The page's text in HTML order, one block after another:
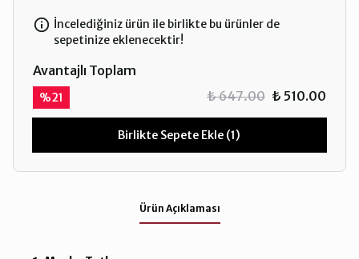
İncelediğiniz ürün ile birlikte bu ürünler de
sepetinize eklenecektir!
Avantajlı Toplam
%21 ₺ 647.00 ₺ 510.00
Birlikte Sepete Ekle (1)
Ürün Açıklaması